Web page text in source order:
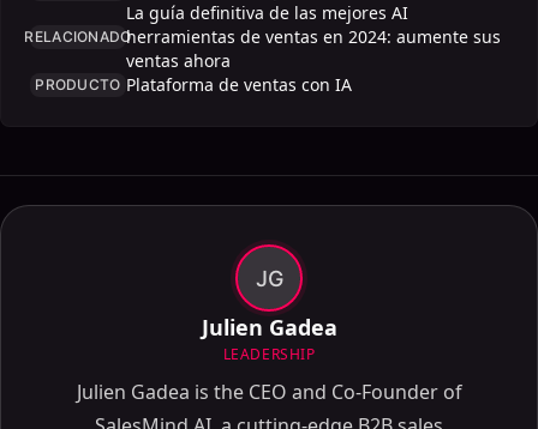
RELACIONADO
La guía definitiva de las mejores AI
herramientas de ventas en 2024: aumente sus
ventas ahora
PRODUCTO Plataforma de ventas con IA
JG
Julien Gadea
LEADERSHIP
Julien Gadea is the CEO and Co-Founder of